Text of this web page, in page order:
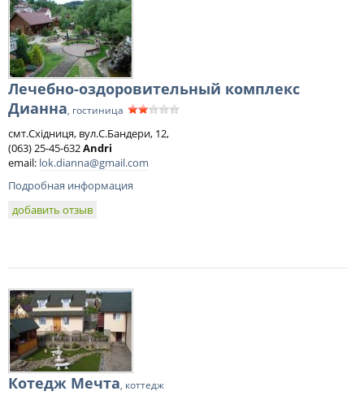
Лечебно-оздоровительный комплекс
Дианна, гостиница
смт.Східниця, вул.С.Бандери, 12,
(063) 25-45-632Andri
email: lok.dianna@gmail.com
Подробная информация
добавить отзыв
Котедж Мечта, коттедж